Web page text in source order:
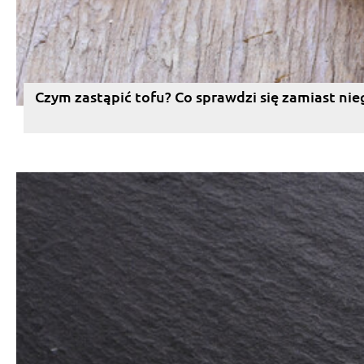
Czym zastąpić tofu? Co sprawdzi się zamiast